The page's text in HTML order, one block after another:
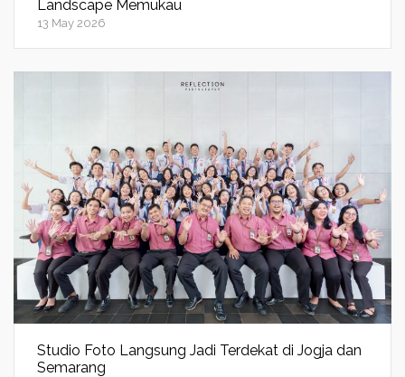
Landscape Memukau
13 May 2026
Studio Foto Langsung Jadi Terdekat di Jogja dan
Semarang